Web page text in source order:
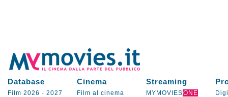
Database Cinema Streaming
Film 2026 - 2027 Film al cinema MYMOVIESONE